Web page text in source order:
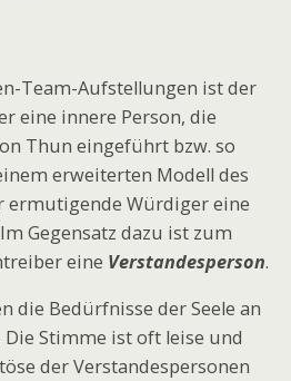
Team-Aufstellungen ist der
eine innere Person, die
Thun eingeführt bzw. so
erweiterten Modell des
ermutigende Würdiger eine
Gegensatz dazu ist zum
eine Verstandesperson.
die Bedürfnisse der Seele an
Stimme ist oft leise und
der Verstandespersonen